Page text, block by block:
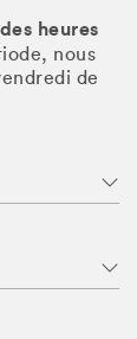
des heures
nous
de